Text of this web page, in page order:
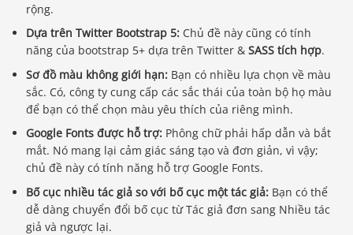
rộng.
Dựa trên Twitter Bootstrap 5: Chủ đề này cũng có tính
năng của bootstrap 5+ dựa trên Twitter &SASS tích hợp.
Sơ đồ màu không giới hạn: Bạn có nhiều lựa chọn về màu
sắc. Có, công ty cung cấp các sắc thái của toàn bộ họ màu
để bạn có thể chọn màu yêu thích của riêng mình.
Google Fonts được hỗ trợ: Phông chữ phải hấp dẫn và bắt
mắt. Nó mang lại cảm giác sáng tạo và đơn giản, vì vậy;
chủ đề này có tính năng hỗ trợ Google Fonts.
Bố cục nhiều tác giả so với bố cục một tác giả: Bạn có thể
dễ dàng chuyển đổi bố cục từ Tác giả đơn sang Nhiều tác
giả và ngược lại.